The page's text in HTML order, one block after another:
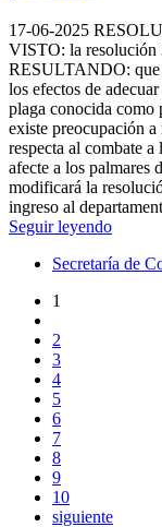
17-06-2025
VISTO: la resolución
RESULTANDO: que
los efectos de
plaga conocida
existe preocupación
respecta al combate
afecte a los palmares
modificará la
ingreso al
Seguir leyendo
Secretaría de
1
2
3
4
5
6
7
8
9
10
siguiente